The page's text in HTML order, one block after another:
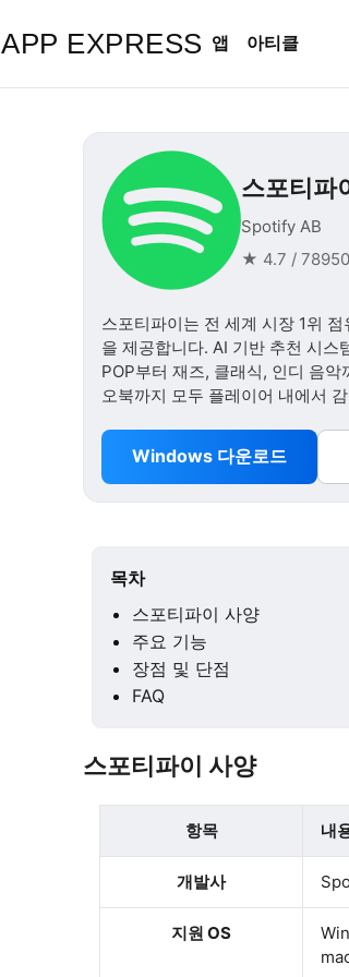
APP EXPRESS 앱 아티클
스포티파
Spotify AB
★ 4.7 /
스포티파이는 전 세계 시장 1위
을 제공합니다. AI 기반 추천 시
POP부터 재즈, 클래식, 인디 음
오북까지 모두 플레이어 내에서
Windows 다운로드
목차
스포티파이 사양
주요 기능
장점 및 단점
FAQ
스포티파이 사양
항목 내
개발사
지원 OS